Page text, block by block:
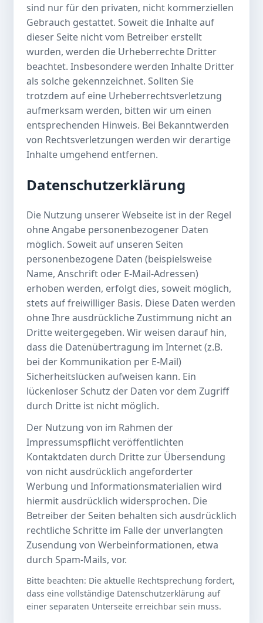
sind nur für den privaten, nicht kommerziellen
Gebrauch gestattet. Soweit die Inhalte auf
dieser Seite nicht vom Betreiber erstellt
wurden, werden die Urheberrechte Dritter
beachtet. Insbesondere werden Inhalte Dritter
als solche gekennzeichnet. Sollten Sie
trotzdem auf eine Urheberrechtsverletzung
aufmerksam werden, bitten wir um einen
entsprechenden Hinweis. Bei Bekanntwerden
von Rechtsverletzungen werden wir derartige
Inhalte umgehend entfernen.
Datenschutzerklärung
Die Nutzung unserer Webseite ist in der Regel
ohne Angabe personenbezogener Daten
möglich. Soweit auf unseren Seiten
personenbezogene Daten (beispielsweise
Name, Anschrift oder E-Mail-Adressen)
erhoben werden, erfolgt dies, soweit möglich,
stets auf freiwilliger Basis. Diese Daten werden
ohne Ihre ausdrückliche Zustimmung nicht an
Dritte weitergegeben. Wir weisen darauf hin,
dass die Datenübertragung im Internet (z.B.
bei der Kommunikation per E-Mail)
Sicherheitslücken aufweisen kann. Ein
lückenloser Schutz der Daten vor dem Zugriff
durch Dritte ist nicht möglich.
Der Nutzung von im Rahmen der
Impressumspflicht veröffentlichten
Kontaktdaten durch Dritte zur Übersendung
von nicht ausdrücklich angeforderter
Werbung und Informationsmaterialien wird
hiermit ausdrücklich widersprochen. Die
Betreiber der Seiten behalten sich ausdrücklich
rechtliche Schritte im Falle der unverlangten
Zusendung von Werbeinformationen, etwa
durch Spam-Mails, vor.
Bitte beachten: Die aktuelle Rechtsprechung fordert,
dass eine vollständige Datenschutzerklärung auf
einer separaten Unterseite erreichbar sein muss.